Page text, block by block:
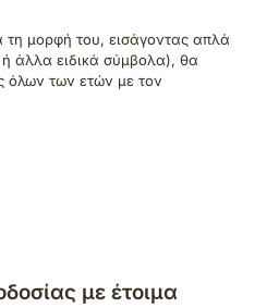
τη μορφή του, εισάγοντας απλά
άλλα ειδικά σύμβολα), θα
όλων των ετών με τον
με έτοιμα